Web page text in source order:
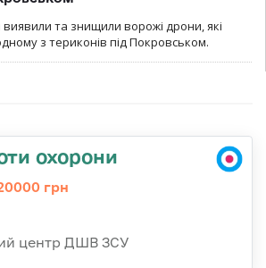
виявили та знищили ворожі дрони, які
з териконів під Покровськом.
охорони
грн
центр ДШВ ЗСУ